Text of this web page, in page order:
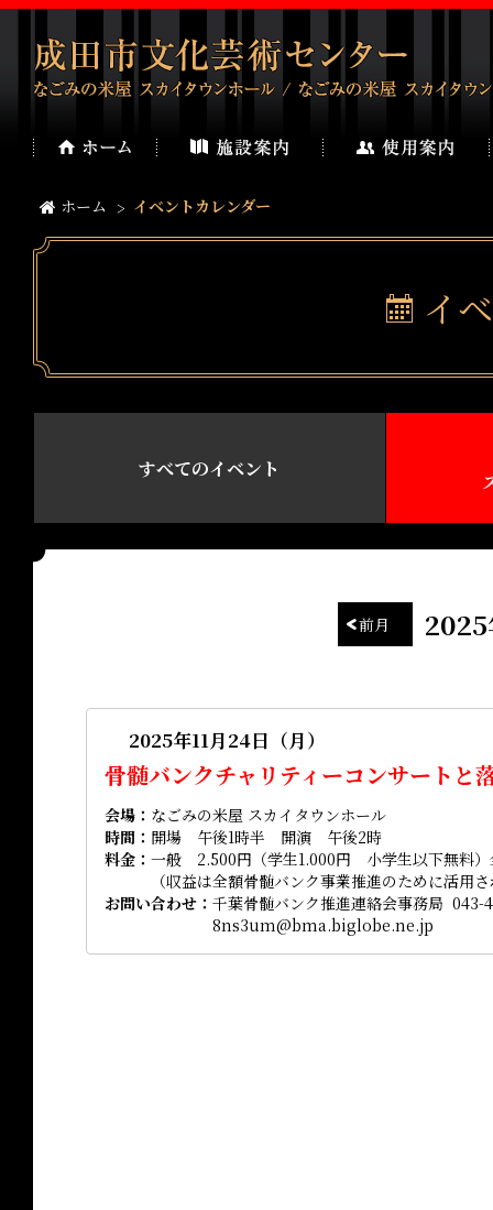
ホーム イベントカレンダー
イ
すべてのイベント
前月 2025
2025年11月24日（月）
骨髄バンクチャリティーコンサートと
会場
なごみの米屋 スカイタウンホール
時間
開場 午後1時半 開演 午後2時
料金
一般 2.500円（学生1.000円 小学生以下無料）
（収益は全額骨髄バンク事業推進のために活用
お問い合わせ
千葉骨髄バンク推進連絡会事務局
8ns3um@bma.biglobe.ne.jp